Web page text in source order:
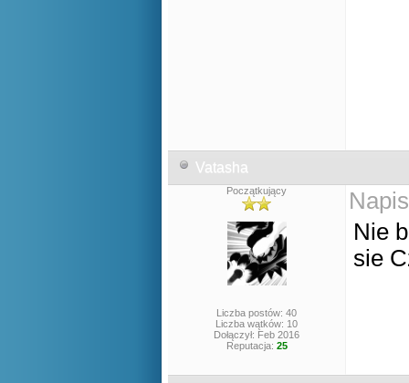
Vatasha
Początkujący
Liczba postów: 40
Liczba wątków: 10
Dołączył: Feb 2016
Reputacja: 25
Nie
sie